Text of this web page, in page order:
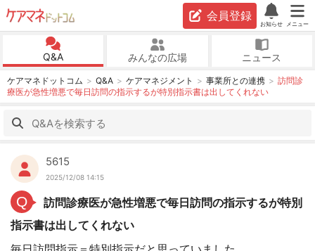
会員登録
お知らせ メニュー
Q&A みんなの広場 ニュース
ケアマネドットコム Q&A ケアマネジメント 事業所との連携
訪問診
療医が急性増悪で毎日訪問の指示するが特別指示書は出してくれない
5615
2025/12/08 14:15
Q
訪問診療医が急性増悪で毎日訪問の指示するが特別
指示書は出してくれない